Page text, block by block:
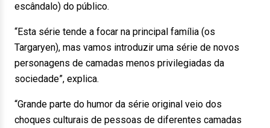
escândalo) do público.
“Esta série tende a focar na principal família (os
Targaryen), mas vamos introduzir uma série de novos
personagens de camadas menos privilegiadas da
sociedade”, explica.
“Grande parte do humor da série original veio dos
choques culturais de pessoas de diferentes camadas